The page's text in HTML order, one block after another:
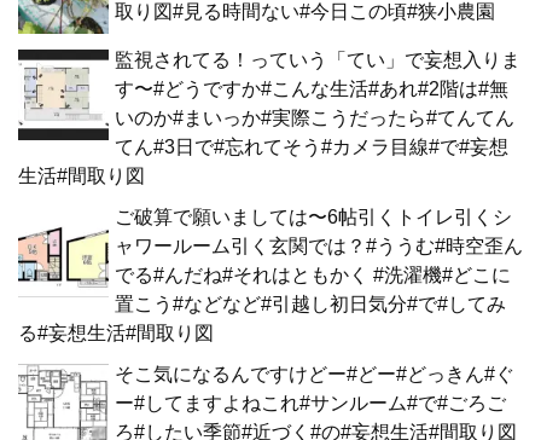
取り図#見る時間ない#今日この頃#狭小農園
監視されてる！っていう「てい」で妄想入りま
す〜#どうですか#こんな生活#あれ#2階は#無
いのか#まいっか#実際こうだったら#てんてん
てん#3日で#忘れてそう#カメラ目線#で#妄想
生活#間取り図
ご破算で願いましては〜6帖引くトイレ引くシ
ャワールーム引く玄関では？#ううむ#時空歪ん
でる#んだね#それはともかく #洗濯機#どこに
置こう#などなど#引越し初日気分#で#してみ
る#妄想生活#間取り図
そこ気になるんですけどー#どー#どっきん#ぐ
ー#してますよねこれ#サンルーム#で#ごろご
ろ#したい季節#近づく#の#妄想生活#間取り図